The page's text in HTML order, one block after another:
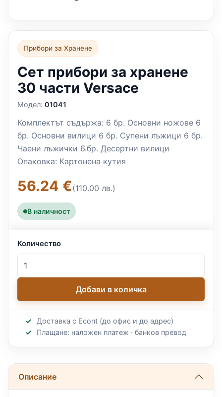
Прибори за Хранене
Сет прибори за хранене
30 части Versace
Модел:01041
Комплектът съдържа: 6 бр. Основни ножове 6
бр. Основни вилици 6 бр. Супени лъжици 6 бр.
Чаени лъжички 6.бр. Десертни вилици
Опаковка: Картонена кутия
56.24 €(110.00 лв.)
В наличност
Количество
Добави в количка
Доставка с Econt (до офис и до адрес)
Плащане: наложен платеж · банков превод
Описание